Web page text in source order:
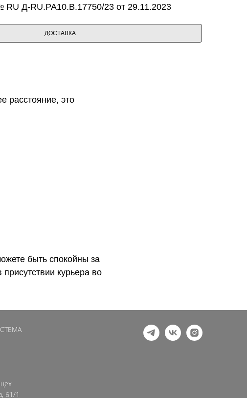
RU Д-RU.PA10.B.17750/23 от 29.11.2023
ДОСТАВКА
расстояние, это
быть спокойны за
курьера во
61/1